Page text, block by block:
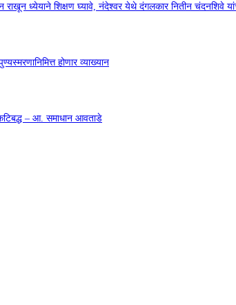
राखून ध्येयाने शिक्षण घ्यावे, नंदेश्वर येथे दंगलकार नितीन चंदनशिवे
होणार व्याख्यान
– आ. समाधान आवताडे